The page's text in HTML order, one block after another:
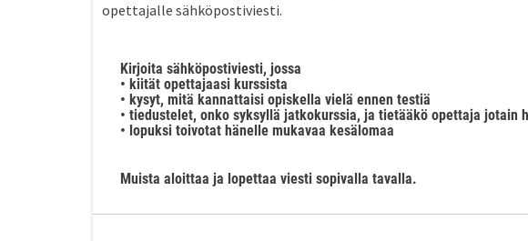
opettajalle sähköpostiviesti.
Kirjoita sähköpostiviesti, jossa
• kiität opettajaasi kurssista
• kysyt, mitä kannattaisi opiskella vielä ennen testiä
• tiedustelet, onko syksyllä jatkokurssia, ja tietääkö opettaja jotain
• lopuksi toivotat hänelle mukavaa kesälomaa
Muista aloittaa ja lopettaa viesti sopivalla tavalla.